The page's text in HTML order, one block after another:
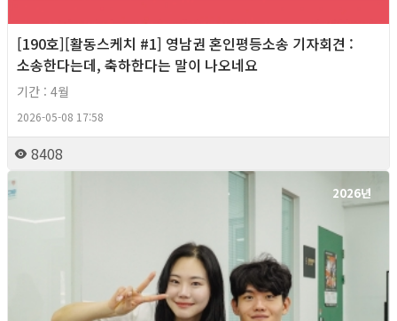
[190호][활동스케치 #1] 영남권 혼인평등소송 기자회견​ :
소송한다는데, 축하한다는 말이 나오네요
기간 : 4월
2026-05-08 17:58
8408
2026년